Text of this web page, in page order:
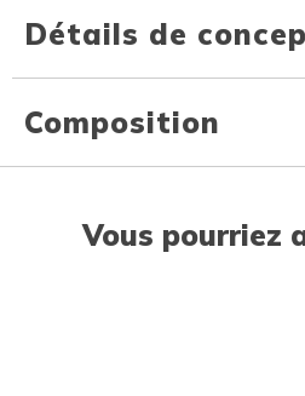
Détails de
Composition
Vous pourriez